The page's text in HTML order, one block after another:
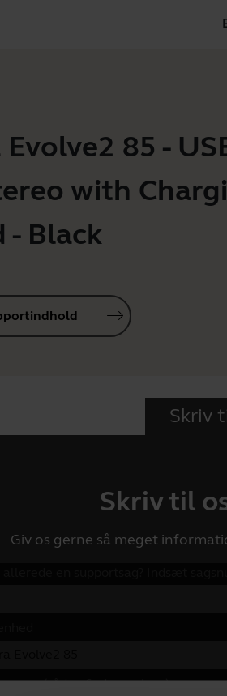
85 -
with
- Black
Skriv
Skriv til
Giv os gerne så meget